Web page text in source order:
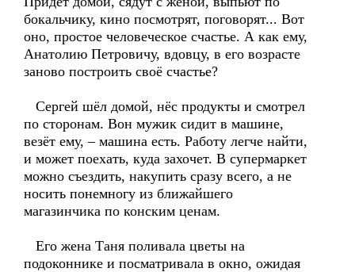
бокальчику, кино посмотрят, поговорят... Вот
оно, простое человеческое счастье. А как ему,
Анатолию Петровичу, вдовцу, в его возрасте
заново построить своё счастье?
Сергей шёл домой, нёс продукты и смотрел
по сторонам. Вон мужик сидит в машине,
везёт ему, – машина есть. Работу легче найти,
и может поехать, куда захочет. В супермаркет
можно съездить, накупить сразу всего, а не
носить понемногу из ближайшего
магазинчика по конским ценам.
Его жена Таня поливала цветы на
подоконнике и посматривала в окно, ожидая